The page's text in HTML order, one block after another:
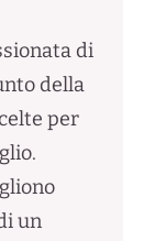
di
della
per
un